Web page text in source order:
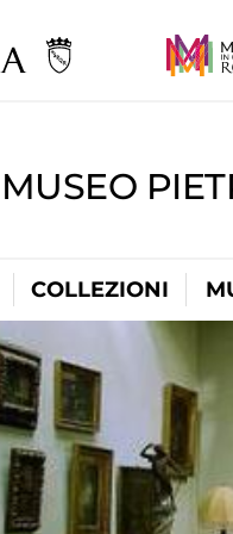
MUSEO
COLLEZIONI